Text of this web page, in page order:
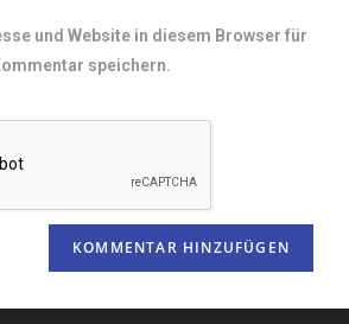
und Website in diesem Browser für
speichern.